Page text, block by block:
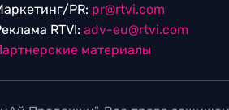
PR: pr@rtvi.com
RTVI: adv-eu@rtvi.com
материалы